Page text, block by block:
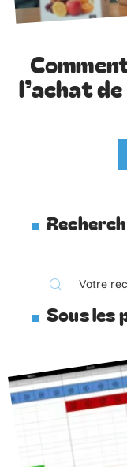
l’achat
Sous les